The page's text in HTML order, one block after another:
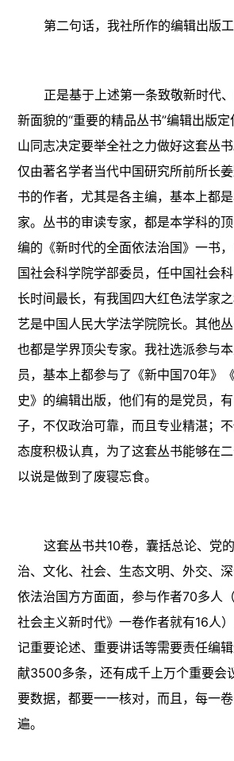
第二句话，我社所作的编辑出版工
正是基于上述第一条致敬新时代
新面貌的“重要的精品丛书”编辑出版
山同志决定要举全社之力做好这套丛
仅由著名学者当代中国研究所前所长
书的作者，尤其是各主编，基本上都
家。丛书的审读专家，都是本学科的
编的《新时代的全面依法治国》一书
国社会科学院学部委员，任中国社会
长时间最长，有我国四大红色法学家
艺是中国人民大学法学院院长。其他
也都是学界顶尖专家。我社选派参与
员，基本上都参与了《新中国70年》
史》的编辑出版，他们有的是党员，
子，不仅政治可靠，而且专业精湛；
态度积极认真，为了这套丛书能够在
以说是做到了废寝忘食。
这套丛书共10卷，囊括总论、党
治、文化、社会、生态文明、外交、
依法治国方方面面，参与作者70多人
社会主义新时代》一卷作者就有16人
记重要论述、重要讲话等需要责任编
献3500多条，还有成千上万个重要会
要数据，都要一一核对，而且，每一
遍。